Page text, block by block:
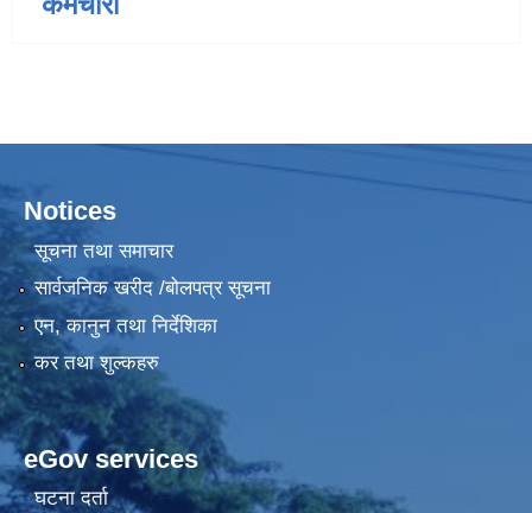
Notices
सूचना तथा समाचार
सार्वजनिक खरीद /बोलपत्र सूचना
एन, कानुन तथा निर्देशिका
कर तथा शुल्कहरु
eGov services
घटना दर्ता